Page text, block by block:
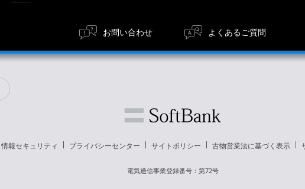
お問い合わせ よくあるご質問
情報セキュリティ プライバシーセンター サイトポリシー 古物営業法に基づく表示
電気通信事業登録番号：第72号